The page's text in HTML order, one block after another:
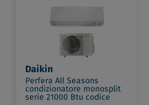
Daikin
Perfera All Seasons
condizionatore monosplit
serie 21000 Btu codice